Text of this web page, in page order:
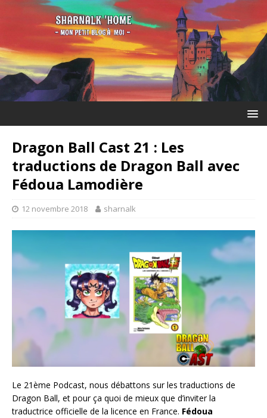
Dragon Ball Cast 21 : Les
traductions de Dragon Ball avec
Fédoua Lamodière
12 novembre 2018 sharnalk
Le 21ème Podcast, nous débattons sur les traductions de
Dragon Ball, et pour ça quoi de mieux que d’inviter la
traductrice officielle de la licence en France. Fédoua